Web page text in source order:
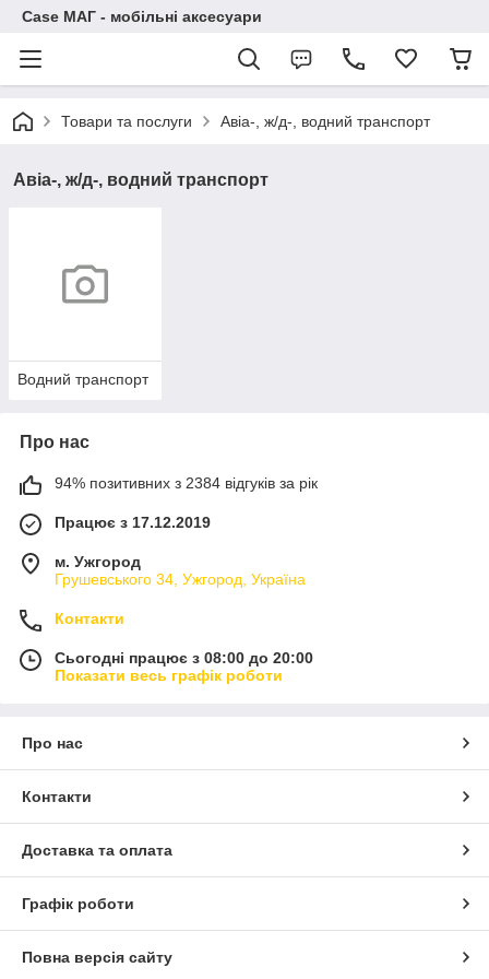
Case МАГ - мобільні аксесуари
Товари та послуги Авіа-, ж/д-, водний транспорт
Авіа-, ж/д-, водний транспорт
Водний транспорт
Про нас
94% позитивних з 2384 відгуків за рік
Працює з 17.12.2019
м. Ужгород
Грушевського 34, Ужгород, Україна
Контакти
Сьогодні працює з 08:00 до 20:00
Показати весь графік роботи
Про нас
Контакти
Доставка та оплата
Графік роботи
Повна версія сайту